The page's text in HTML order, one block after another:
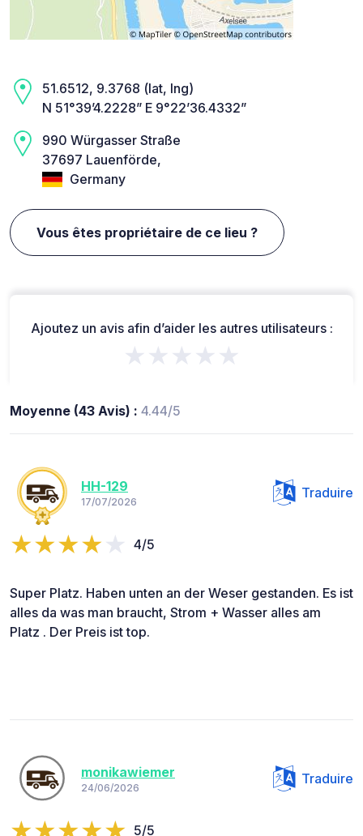
51.6512, 9.3768 (lat, lng)
N 51°39’4.2228” E 9°22’36.4332”
990 Würgasser Straße
37697 Lauenförde,
Germany
Vous êtes propriétaire de ce lieu ?
Ajoutez un avis afin d’aider les autres utilisateurs :
★★★★★
Moyenne (43 Avis) : 4.44/5
HH-129
17/07/2026
Traduire
4/5
Super Platz. Haben unten an der Weser gestanden. Es ist
alles da was man braucht, Strom + Wasser alles am
Platz . Der Preis ist top.
monikawiemer
24/06/2026
Traduire
5/5